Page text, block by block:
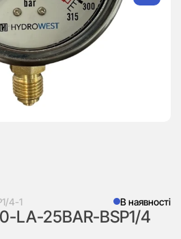
4-1 В наявності
LA-25BAR-BSP1/4